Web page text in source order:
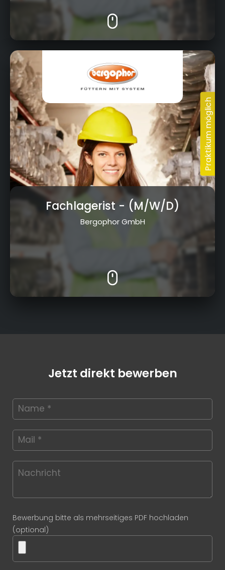
Fachlagerist - (M/W/D)
Bergophor GmbH
Jetzt direkt bewerben
Bewerbung bitte als mehrseitiges PDF hochladen
(optional)